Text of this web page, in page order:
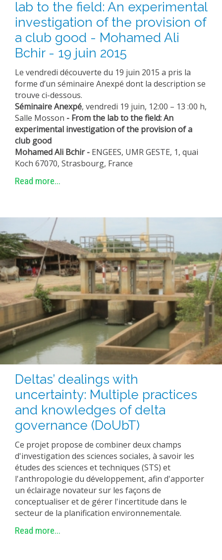
lab to the field: An experimental
investigation of the provision of
a club good - Mohamed Ali
Bchir - 19 juin 2015
Le vendredi découverte du 19 juin 2015 a pris la
forme d’un séminaire Anexpé dont la description se
trouve ci-dessous.
Séminaire Anexpé, vendredi 19 juin, 12:00 – 13 :00 h,
Salle Mosson - From the lab to the field: An
experimental investigation of the provision of a
club good
Mohamed Ali Bchir - ENGEES, UMR GESTE, 1, quai
Koch 67070, Strasbourg, France
Read more...
Deltas’ dealings with
uncertainty: Multiple practices
and knowledges of delta
governance (DoUbT)
Ce projet propose de combiner deux champs
d'investigation des sciences sociales, à savoir les
études des sciences et techniques (STS) et
l'anthropologie du développement, afin d'apporter
un éclairage novateur sur les façons de
conceptualiser et de gérer l'incertitude dans le
secteur de la planification environnementale.
Read more...